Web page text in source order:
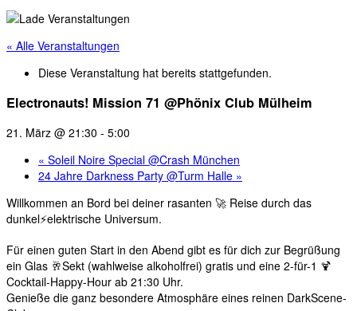
« Alle Veranstaltungen
Diese Veranstaltung hat bereits stattgefunden.
Electronauts! Mission 71 @Phönix Club Mülheim
21. März @ 21:30 - 5:00
« Soleil Noire Special @Crash München
24 Jahre Darkness Party @Turm Halle »
Willkommen an Bord bei deiner rasanten 🚀 Reise durch das
dunkel⚡️elektrische Universum.
Für einen guten Start in den Abend gibt es für dich zur Begrüßung
ein Glas 🥂Sekt (wahlweise alkoholfrei) gratis und eine 2-für-1 🍹
Cocktail-Happy-Hour ab 21:30 Uhr.
Genieße die ganz besondere Atmosphäre eines reinen DarkScene-